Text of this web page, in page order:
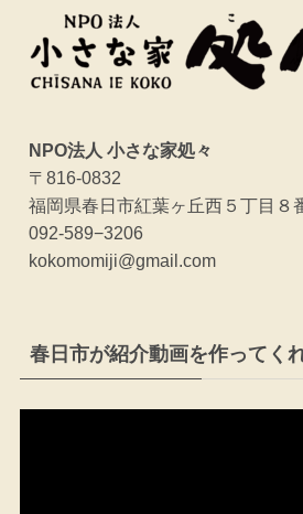
NPO法人 小さな家処々
〒816-0832
福岡県春日市紅葉ヶ丘西５丁目８
092-589−3206
kokomomiji@gmail.com
春日市が紹介動画を作ってく